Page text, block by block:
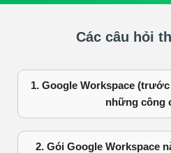
Các câu hỏi
1. Google Workspace
những công
2. Gói Google Workspace